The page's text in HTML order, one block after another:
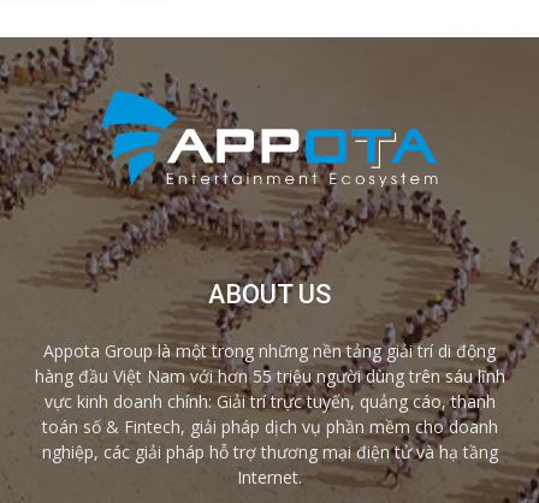
ABOUT US
Appota Group là một trong những nền tảng giải trí di động
hàng đầu Việt Nam với hơn 55 triệu người dùng trên sáu lĩnh
vực kinh doanh chính: Giải trí trực tuyến, quảng cáo, thanh
toán số & Fintech, giải pháp dịch vụ phần mềm cho doanh
nghiệp, các giải pháp hỗ trợ thương mại điện tử và hạ tầng
Internet.